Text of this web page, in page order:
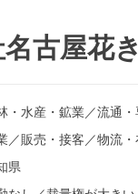
古屋花
・水産・鉱業／流通
／販売・接客 ／物流・
県